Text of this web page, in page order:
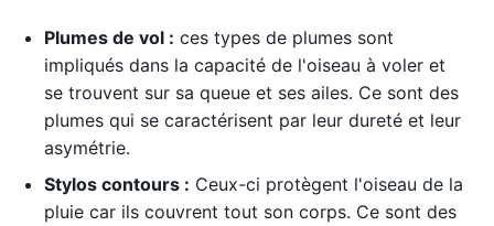
Plumes de vol : ces types de plumes sont
impliqués dans la capacité de l'oiseau à voler et
se trouvent sur sa queue et ses ailes. Ce sont des
plumes qui se caractérisent par leur dureté et leur
asymétrie.
Stylos contours : Ceux-ci protègent l'oiseau de la
pluie car ils couvrent tout son corps. Ce sont des